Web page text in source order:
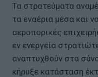
Τα στρατεύματα
τα εναέρια μέσα και
αεροπορικές
εν ενεργεία
αναπτυχθούν στα
κήρυξε κατάσταση